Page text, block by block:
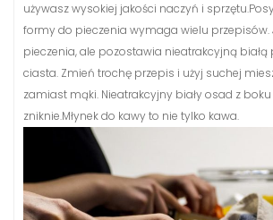
używasz wysokiej jakości naczyń i
formy do pieczenia wymaga wielu przepisów.
pieczenia, ale pozostawia nieatrakcyjną białą
ciasta. Zmień trochę przepis i użyj suchej
zamiast mąki. Nieatrakcyjny biały osad z
zniknie.Młynek do kawy to nie tylko kawa.